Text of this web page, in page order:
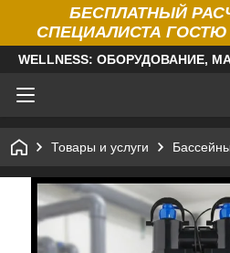
БЕСПЛАТНЫЙ
СПЕЦИАЛИСТА
WELLNESS:
Товары и услуги Бассейны